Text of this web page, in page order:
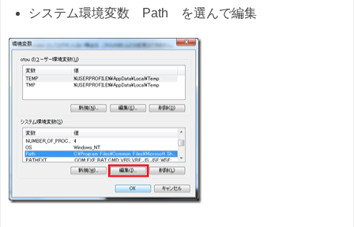
システム環境変数 Path を選んで編集